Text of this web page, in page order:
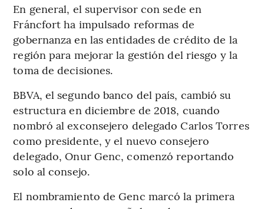
En general, el supervisor con sede en
Fráncfort ha impulsado reformas de
gobernanza en las entidades de crédito de la
región para mejorar la gestión del riesgo y la
toma de decisiones.
BBVA, el segundo banco del país, cambió su
estructura en diciembre de 2018, cuando
nombró al exconsejero delegado Carlos Torres
como presidente, y el nuevo consejero
delegado, Onur Genc, comenzó reportando
solo al consejo.
El nombramiento de Genc marcó la primera